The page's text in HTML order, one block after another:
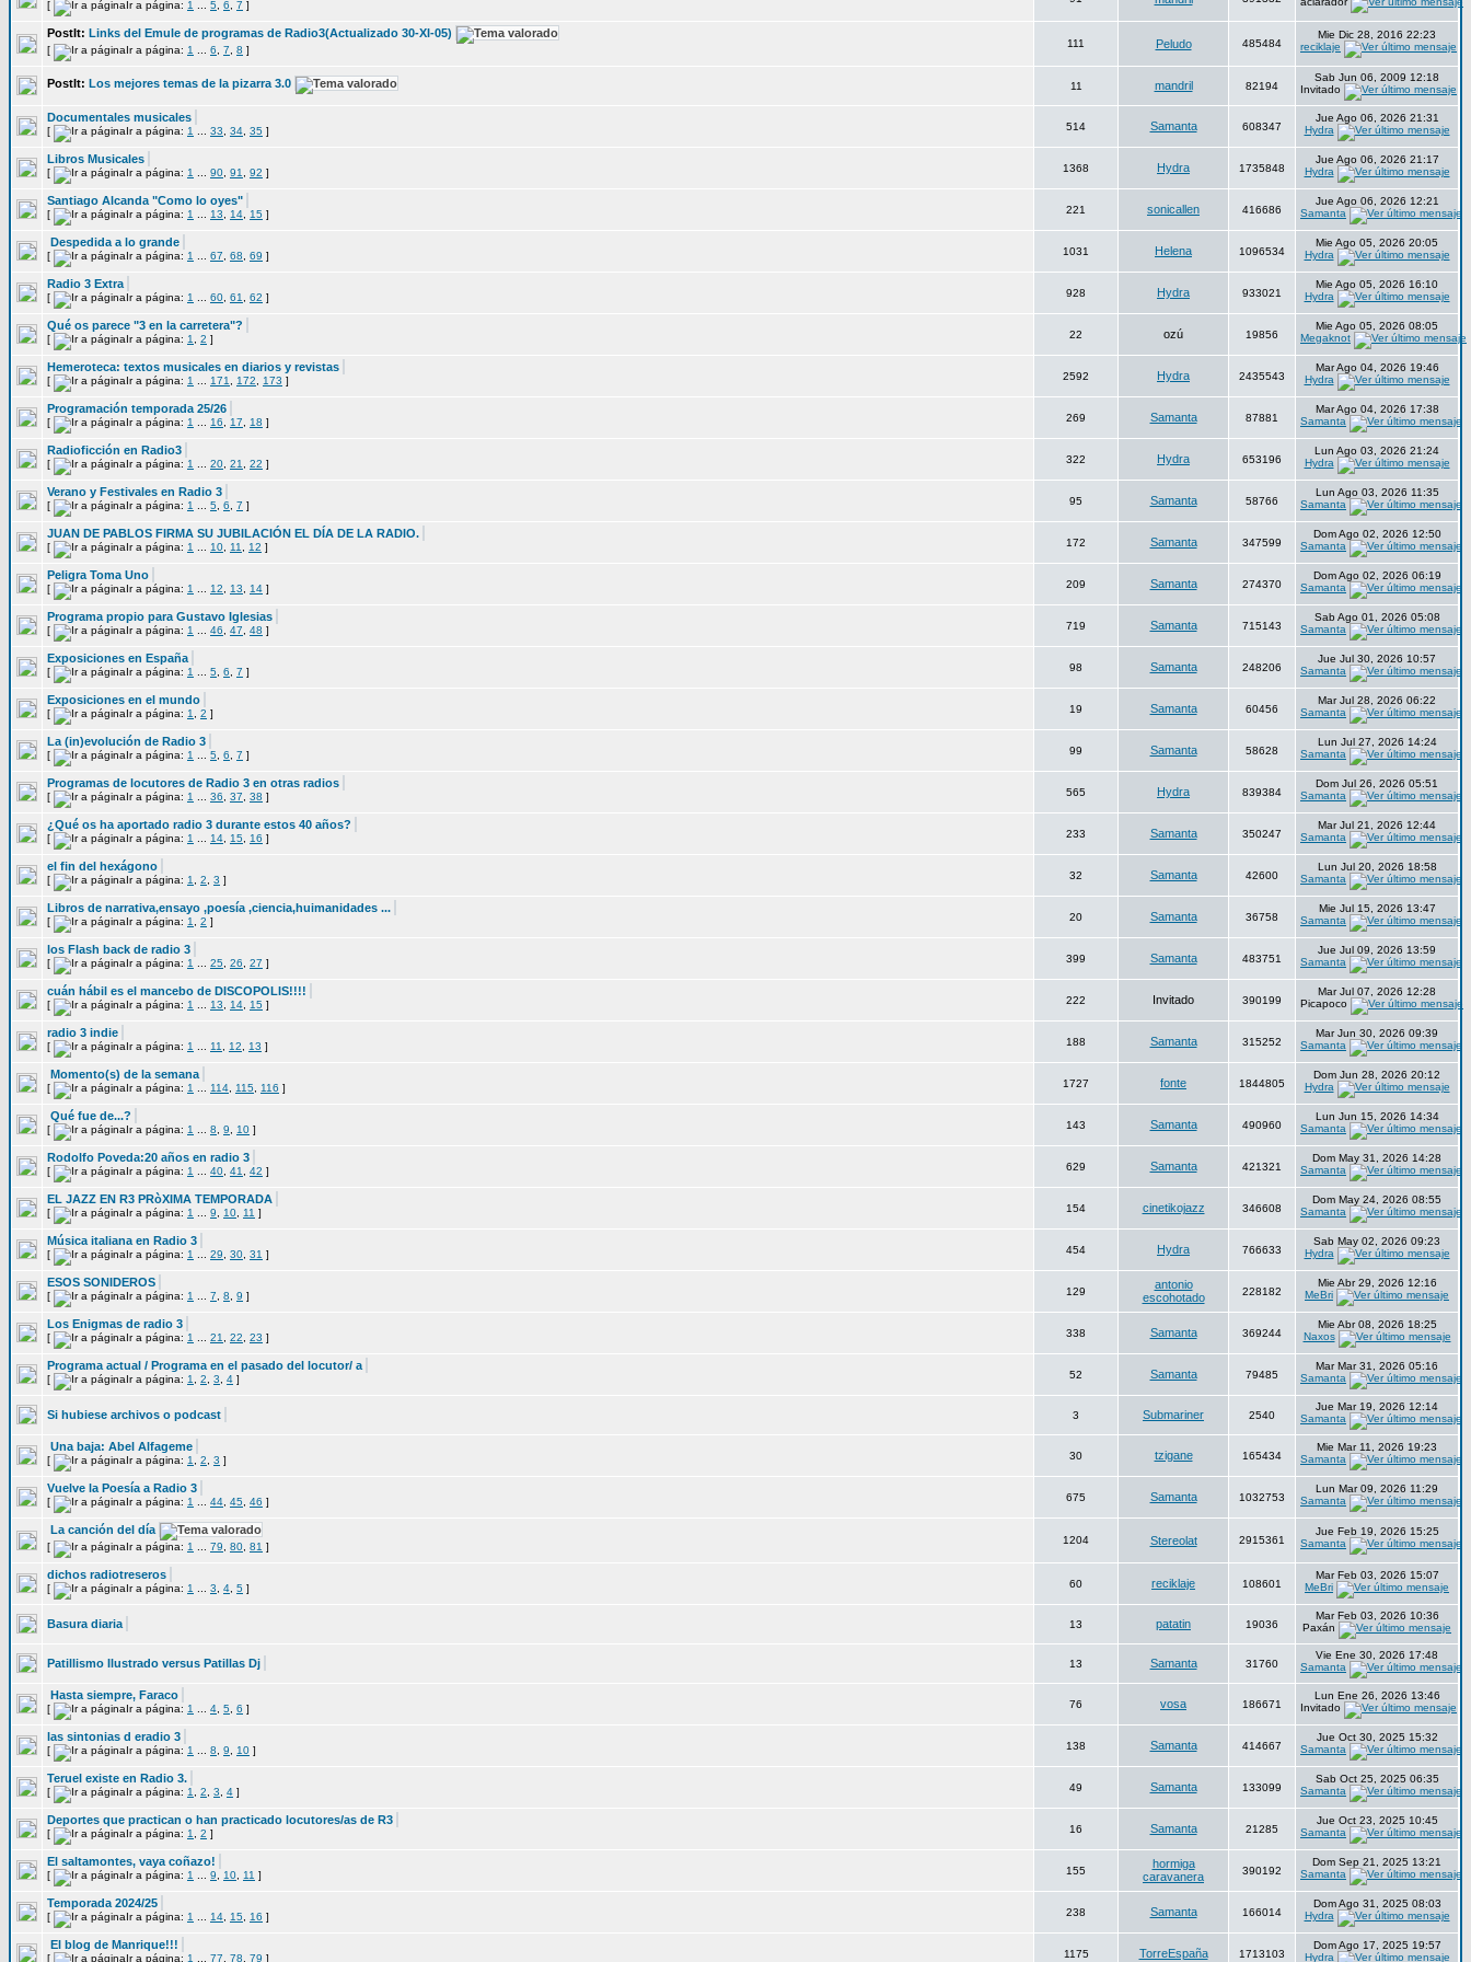
[ Ir a página: 1 5 6 7 ]
PostIt: Links del Emule de programas de Radio3(Actualizado 30-XI-05)
[ Ir a página: 1 6 7 8 ]
111 Peludo 485484
Mie Dic 28, 2016 22:23
reciklaje
PostIt: Los mejores temas de la pizarra 3.0 11 mandril 82194
Sab Jun 06, 2009 12:18
Invitado
Documentales musicales
[ Ir a página: 1 33 34 35 ] 514 Samanta 608347
Jue Ago 06, 2026 21:31
Hydra
Libros Musicales
[ Ir a página: 1 90 91 92 ] 1368 Hydra 1735848
Jue Ago 06, 2026 21:17
Hydra
Santiago Alcanda "Como lo oyes"
[ Ir a página: 1 13 14 15 ] 221 sonicallen 416686
Jue Ago 06, 2026 12:21
Samanta
Despedida a lo grande
[ Ir a página: 1 67 68 69 ] 1031 Helena 1096534
Mie Ago 05, 2026 20:05
Hydra
Radio 3 Extra
[ Ir a página: 1 60 61 62 ] 928 Hydra 933021
Mie Ago 05, 2026 16:10
Hydra
Qué os parece "3 en la carretera"?
[ Ir a página: 1 2 ] 22 ozú 19856
Mie Ago 05, 2026 08:05
Megaknot
Hemeroteca: textos musicales en diarios y revistas
[ Ir a página: 1 171 172 173 ] 2592 Hydra 2435543
Mar Ago 04, 2026 19:46
Hydra
Programación temporada 25/26
[ Ir a página: 1 16 17 18 ] 269 Samanta 87881
Mar Ago 04, 2026 17:38
Samanta
Radioficción en Radio3
[ Ir a página: 1 20 21 22 ] 322 Hydra 653196
Lun Ago 03, 2026 21:24
Hydra
Verano y Festivales en Radio 3
[ Ir a página: 1 5 6 7 ] 95 Samanta 58766
Lun Ago 03, 2026 11:35
Samanta
JUAN DE PABLOS FIRMA SU JUBILACIÓN EL DÍA DE LA RADIO.
[ Ir a página: 1 10 11 12 ] 172 Samanta 347599
Dom Ago 02, 2026 12:50
Samanta
Peligra Toma Uno
[ Ir a página: 1 12 13 14 ] 209 Samanta 274370
Dom Ago 02, 2026 06:19
Samanta
Programa propio para Gustavo Iglesias
[ Ir a página: 1 46 47 48 ] 719 Samanta 715143
Sab Ago 01, 2026 05:08
Samanta
Exposiciones en España
[ Ir a página: 1 5 6 7 ] 98 Samanta 248206
Jue Jul 30, 2026 10:57
Samanta
Exposiciones en el mundo
[ Ir a página: 1 2 ] 19 Samanta 60456
Mar Jul 28, 2026 06:22
Samanta
La (in)evolución de Radio 3
[ Ir a página: 1 5 6 7 ] 99 Samanta 58628
Lun Jul 27, 2026 14:24
Samanta
Programas de locutores de Radio 3 en otras radios
[ Ir a página: 1 36 37 38 ] 565 Hydra 839384
Dom Jul 26, 2026 05:51
Samanta
¿Qué os ha aportado radio 3 durante estos 40 años?
[ Ir a página: 1 14 15 16 ] 233 Samanta 350247
Mar Jul 21, 2026 12:44
Samanta
el fin del hexágono
[ Ir a página: 1 2 3 ] 32 Samanta 42600
Lun Jul 20, 2026 18:58
Samanta
Libros de narrativa,ensayo ,poesía ,ciencia,huimanidades ...
[ Ir a página: 1 2 ] 20 Samanta 36758
Mie Jul 15, 2026 13:47
Samanta
los Flash back de radio 3
[ Ir a página: 1 25 26 27 ] 399 Samanta 483751
Jue Jul 09, 2026 13:59
Samanta
cuán hábil es el mancebo de DISCOPOLIS!!!!
[ Ir a página: 1 13 14 15 ] 222 Invitado 390199
Mar Jul 07, 2026 12:28
Picapoco
radio 3 indie
[ Ir a página: 1 11 12 13 ] 188 Samanta 315252
Mar Jun 30, 2026 09:39
Samanta
Momento(s) de la semana
[ Ir a página: 1 114 115 116 ] 1727 fonte 1844805
Dom Jun 28, 2026 20:12
Hydra
Qué fue de...?
[ Ir a página: 1 8 9 10 ] 143 Samanta 490960
Lun Jun 15, 2026 14:34
Samanta
Rodolfo Poveda:20 años en radio 3
[ Ir a página: 1 40 41 42 ] 629 Samanta 421321
Dom May 31, 2026 14:28
Samanta
EL JAZZ EN R3 PRòXIMA TEMPORADA
[ Ir a página: 1 9 10 11 ] 154 cinetikojazz 346608
Dom May 24, 2026 08:55
Samanta
Música italiana en Radio 3
[ Ir a página: 1 29 30 31 ] 454 Hydra 766633
Sab May 02, 2026 09:23
Hydra
ESOS SONIDEROS
[ Ir a página: 1 7 8 9 ] 129
antonio
escohotado
228182
Mie Abr 29, 2026 12:16
MeBri
Los Enigmas de radio 3
[ Ir a página: 1 21 22 23 ] 338 Samanta 369244
Mie Abr 08, 2026 18:25
Naxos
Programa actual / Programa en el pasado del locutor/ a
[ Ir a página: 1 2 3 4 ] 52 Samanta 79485
Mar Mar 31, 2026 05:16
Samanta
Si hubiese archivos o podcast 3 Submariner 2540
Jue Mar 19, 2026 12:14
Samanta
Una baja: Abel Alfageme
[ Ir a página: 1 2 3 ] 30 tzigane 165434
Mie Mar 11, 2026 19:23
Samanta
Vuelve la Poesía a Radio 3
[ Ir a página: 1 44 45 46 ] 675 Samanta 1032753
Lun Mar 09, 2026 11:29
Samanta
La canción del día
[ Ir a página: 1 79 80 81 ]
1204 Stereolat 2915361
Jue Feb 19, 2026 15:25
Samanta
dichos radiotreseros
[ Ir a página: 1 3 4 5 ] 60 reciklaje 108601
Mar Feb 03, 2026 15:07
MeBri
Basura diaria 13 patatin 19036
Mar Feb 03, 2026 10:36
Paxán
Patillismo Ilustrado versus Patillas Dj 13 Samanta 31760
Vie Ene 30, 2026 17:48
Samanta
Hasta siempre, Faraco
[ Ir a página: 1 4 5 6 ] 76 vosa 186671
Lun Ene 26, 2026 13:46
Invitado
las sintonias d eradio 3
[ Ir a página: 1 8 9 10 ] 138 Samanta 414667
Jue Oct 30, 2025 15:32
Samanta
Teruel existe en Radio 3.
[ Ir a página: 1 2 3 4 ] 49 Samanta 133099
Sab Oct 25, 2025 06:35
Samanta
Deportes que practican o han practicado locutores/as de R3
[ Ir a página: 1 2 ] 16 Samanta 21285
Jue Oct 23, 2025 10:45
Samanta
El saltamontes, vaya coñazo!
[ Ir a página: 1 9 10 11 ] 155
hormiga
caravanera
390192
Dom Sep 21, 2025 13:21
Samanta
Temporada 2024/25
[ Ir a página: 1 14 15 16 ] 238 Samanta 166014
Dom Ago 31, 2025 08:03
Hydra
El blog de Manrique!!!
[ Ir a página: 1 77 78 79 ] 1175 TorreEspaña 1713103
Dom Ago 17, 2025 19:57
Hydra